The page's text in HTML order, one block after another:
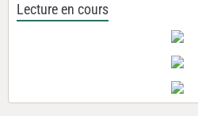
Lecture en cours